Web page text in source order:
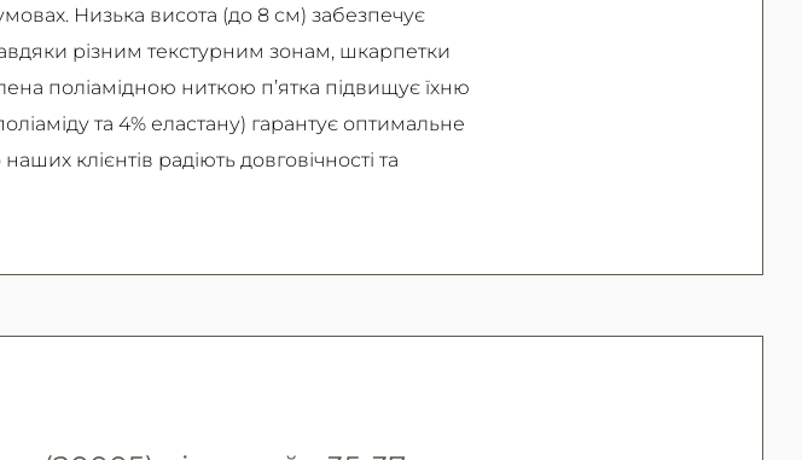
Низька висота (до 8 см) забезпечує
різним текстурним зонам, шкарпетки
поліамідною ниткою п’ятка підвищує їхню
та 4% еластану) гарантує оптимальне
клієнтів радіють довговічності та